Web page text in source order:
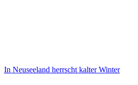
In Neuseeland herrscht kalter Winter